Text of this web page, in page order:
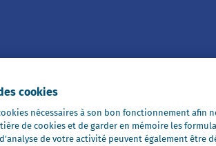
cookies
nécessaires à son bon fonctionnement afin
de cookies et de garder en mémoire les
de votre activité peuvent également être